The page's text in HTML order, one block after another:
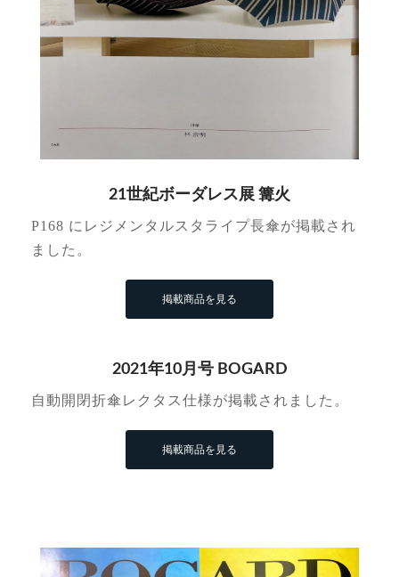
21世紀ボーダレス展 篝火
P168 にレジメンタルスタライプ長傘が掲載され
ました。
掲載商品を見る
2021年10月号 BOGARD
自動開閉折傘レクタス仕様が掲載されました。
掲載商品を見る